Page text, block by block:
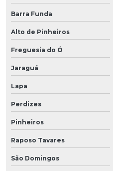
Barra Funda
Alto de Pinheiros
Freguesia do Ó
Jaraguá
Lapa
Perdizes
Pinheiros
Raposo Tavares
São Domingos